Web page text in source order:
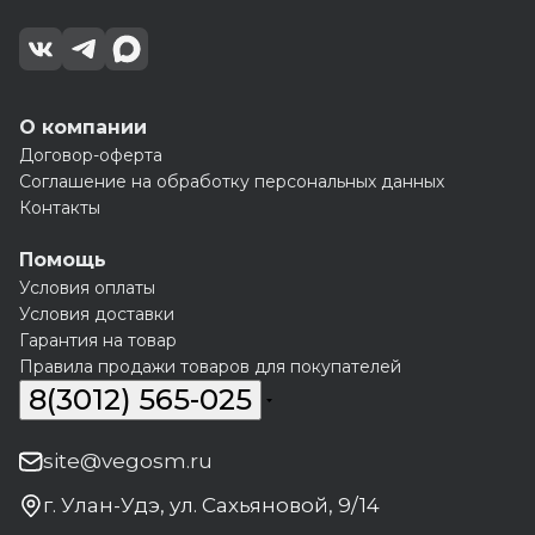
О компании
Договор-оферта
Соглашение на обработку персональных данных
Контакты
Помощь
Условия оплаты
Условия доставки
Гарантия на товар
Правила продажи товаров для покупателей
8(3012) 565-025
site@vegosm.ru
г. Улан-Удэ, ул. Сахьяновой, 9/14